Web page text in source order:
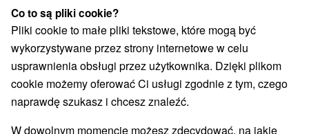
Apartmány(9) Chaty na prenájom
Kempy(1) Motely(1) Penzióny (14) Priváty(1)
Ubytovne(6)
Wybierz lokalizację lub datę
Co to są pliki cookie?
Pliki cookie to małe pliki tekstowe, które mogą być
wykorzystywane przez strony internetowe w celu
usprawnienia obsługi przez użytkownika. Dzięki plikom
cookie możemy oferować Ci usługi zgodnie z tym, czego
naprawdę szukasz i chcesz znaleźć.
W dowolnym momencie możesz zdecydować, na jakie